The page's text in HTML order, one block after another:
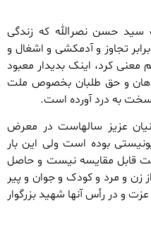
حسن نصرالله که زندگی
تجاوز و آدمکشی و اشغال و
کرد، اینک بدیدار معبود
و حق طلبان بخصوص ملت
به درد آورده است.
عزیز سالهاست در معرض
بوده است ولی این بار
قابل مقایسه نیست و حاصل
زن و مرد و کودک و جوان و پیر
و در رأس آنها شهید بزرگوار